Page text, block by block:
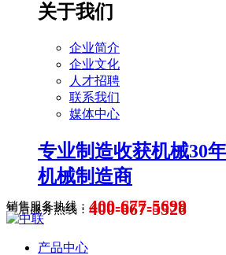
关于我们
企业简介
企业文化
人才招聘
联系我们
媒体中心
专业制造收获机械30
机械制造商
销售服务热线： 400-677-5699
售后服务热线： 400-667-5526
产品中心